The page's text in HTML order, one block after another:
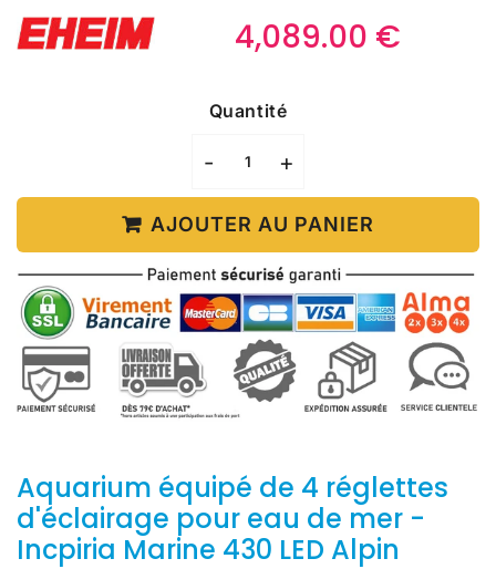
4,089.00 €
Quantité
- +
AJOUTER AU PANIER
Aquarium équipé de 4 réglettes
d'éclairage pour eau de mer -
Incpiria Marine 430 LED Alpin